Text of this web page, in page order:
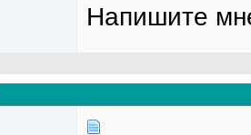
Напишите